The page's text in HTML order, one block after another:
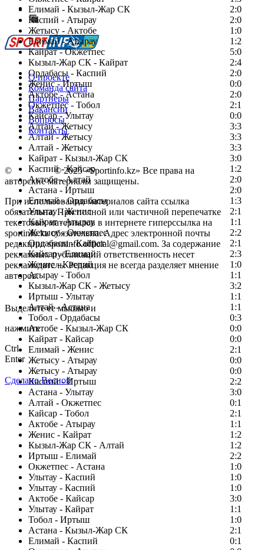
Елимай - Кызыл-Жар СК
2:0
Каспий - Атырау
2:0
Жетысу - Актобе
1:0
Елимай - Атырау
1:2
Кайрат - Окжетпес
5:0
Кызыл-Жар СК - Кайрат
2:4
Ордабасы - Каспий
2:0
Женис - Иртыш
0:0
Актобе - Астана
2:0
Окжетпес - Тобол
2:1
Кайсар - Улытау
0:0
Алтай - Жетысу
3:3
Алтай - Жетысу
3:3
Алтай - Жетысу
3:3
Кайрат - Кызыл-Жар СК
3:0
Каспий - Кайсар
1:2
Актобе - Алтай
2:0
Астана - Иртыш
2:0
Елимай - Ордабасы
1:3
Улытау - Женис
2:1
Кайрат - Атырау
1:1
Жетысу - Окжетпес
2:2
Ордабасы - Кайрат
2:1
Кайсар - Елимай
2:3
Женис - Каспий
1:0
Атырау - Тобол
1:1
Кызыл-Жар СК - Жетысу
3:2
Иртыш - Улытау
1:1
Алтай - Астана
1:1
Тобол - Ордабасы
0:3
Актобе - Кызыл-Жар СК
0:0
Кайрат - Кайсар
0:0
Елимай - Женис
2:1
Жетысу - Атырау
0:0
Жетысу - Атырау
0:0
Каспий - Иртыш
2:2
Астана - Улытау
3:0
Алтай - Окжетпес
0:1
Кайсар - Тобол
2:1
Актобе - Атырау
1:1
Женис - Кайрат
1:2
Кызыл-Жар СК - Алтай
1:2
Иртыш - Елимай
2:2
Окжетпес - Астана
1:0
Улытау - Каспий
1:0
Улытау - Каспий
1:0
Актобе - Кайсар
3:0
Улытау - Кайрат
1:1
Тобол - Иртыш
1:0
Астана - Кызыл-Жар СК
2:1
Елимай - Каспий
0:1
Сообщить о мероприятии
Перейти на старый сайт
О проекте
Команда сайта
Партнеры
Вакансии
Вопросы
Контакты
© Copyright© 2025 «Sportinfo.kz» Все права на
авторские материалы защищены.
При использовании материалов сайта ссылка
обязательна. При полной или частичной перепечатке
текстовых материалов в интернете гиперссылка на
sportinfo.kz обязательна. Адрес электронной почты
редакции: sportinfo.official@gmail.com. За содержание
рекламных публикаций ответственность несет
рекламодатель. Редакция не всегда разделяет мнение
авторов.
Заметили ошибку в тексте?
Выделите ее мышью и
нажмите
Ctrl
Enter
Сделано Весной